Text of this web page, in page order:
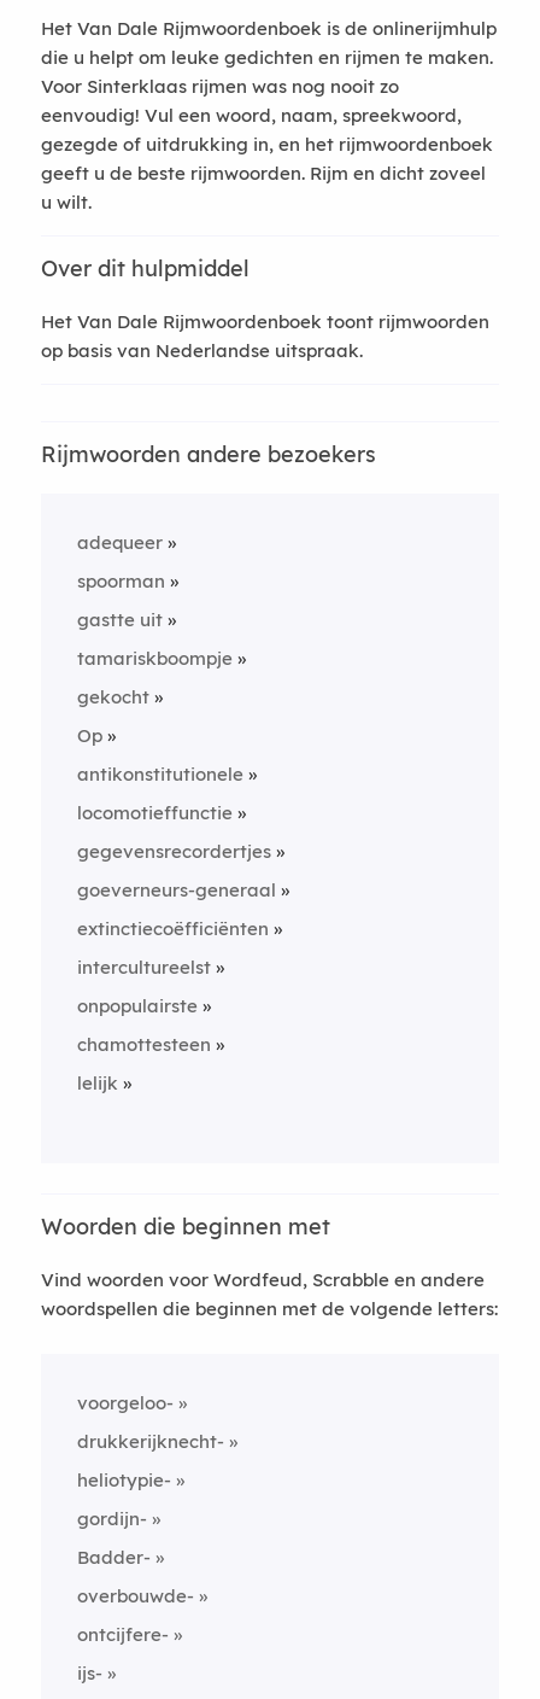
Het Van Dale Rijmwoordenboek is de onlinerijmhulp
die u helpt om leuke gedichten en rijmen te maken.
Voor Sinterklaas rijmen was nog nooit zo
eenvoudig! Vul een woord, naam, spreekwoord,
gezegde of uitdrukking in, en het rijmwoordenboek
geeft u de beste rijmwoorden. Rijm en dicht zoveel
u wilt.
Over dit hulpmiddel
Het Van Dale Rijmwoordenboek toont rijmwoorden
op basis van Nederlandse uitspraak.
Rijmwoorden andere bezoekers
adequeer
spoorman
gastte uit
tamariskboompje
gekocht
Op
antikonstitutionele
locomotieffunctie
gegevensrecordertjes
goeverneurs-generaal
extinctiecoëfficiënten
intercultureelst
onpopulairste
chamottesteen
lelijk
Woorden die beginnen met
Vind woorden voor Wordfeud, Scrabble en andere
woordspellen die beginnen met de volgende letters:
voorgeloo-
drukkerijknecht-
heliotypie-
gordijn-
Badder-
overbouwde-
ontcijfere-
ijs-